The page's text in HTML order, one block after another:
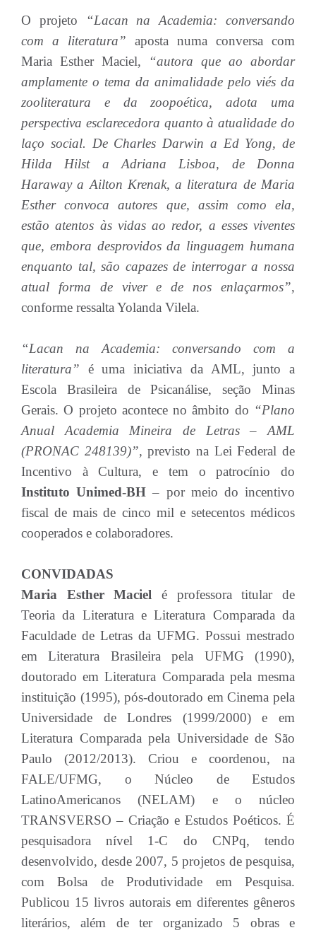
O projeto “Lacan na Academia: conversando
com a literatura” aposta numa conversa com
Maria Esther Maciel, “autora que ao abordar
amplamente o tema da animalidade pelo viés da
zooliteratura e da zoopoética, adota uma
perspectiva esclarecedora quanto à atualidade do
laço social. De Charles Darwin a Ed Yong, de
Hilda Hilst a Adriana Lisboa, de Donna
Haraway a Ailton Krenak, a literatura de Maria
Esther convoca autores que, assim como ela,
estão atentos às vidas ao redor, a esses viventes
que, embora desprovidos da linguagem humana
enquanto tal, são capazes de interrogar a nossa
atual forma de viver e de nos enlaçarmos”,
conforme ressalta Yolanda Vilela.
“Lacan na Academia: conversando com a
literatura” é uma iniciativa da AML, junto a
Escola Brasileira de Psicanálise, seção Minas
Gerais. O projeto acontece no âmbito do “Plano
Anual Academia Mineira de Letras – AML
(PRONAC 248139)”, previsto na Lei Federal de
Incentivo à Cultura, e tem o patrocínio do
Instituto Unimed-BH – por meio do incentivo
fiscal de mais de cinco mil e setecentos médicos
cooperados e colaboradores.
CONVIDADAS
Maria Esther Maciel é professora titular de
Teoria da Literatura e Literatura Comparada da
Faculdade de Letras da UFMG. Possui mestrado
em Literatura Brasileira pela UFMG (1990),
doutorado em Literatura Comparada pela mesma
instituição (1995), pós-doutorado em Cinema pela
Universidade de Londres (1999/2000) e em
Literatura Comparada pela Universidade de São
Paulo (2012/2013). Criou e coordenou, na
FALE/UFMG, o Núcleo de Estudos
LatinoAmericanos (NELAM) e o núcleo
TRANSVERSO – Criação e Estudos Poéticos. É
pesquisadora nível 1-C do CNPq, tendo
desenvolvido, desde 2007, 5 projetos de pesquisa,
com Bolsa de Produtividade em Pesquisa.
Publicou 15 livros autorais em diferentes gêneros
literários, além de ter organizado 5 obras e